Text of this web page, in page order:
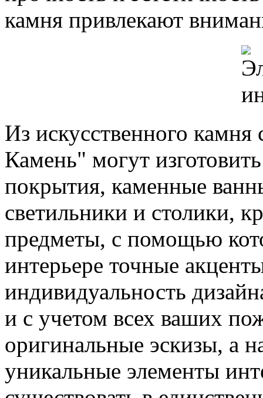
камня привлекают
Из искусственного
Камень" могут
покрытия, каменные
светильники и столики,
предметы, с помощью
интерьере точные
индивидуальность
и с учетом всех ваших
оригинальные эскизы, а
уникальные элементы